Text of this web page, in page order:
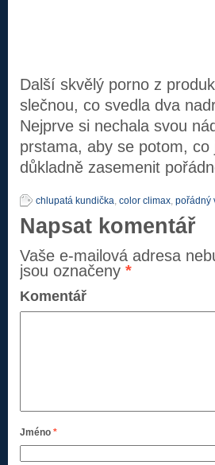
Další skvělý porno z
slečnou, co svedla dva
Nejprve si nechala svou
prstama, aby se potom,
důkladně zasemenit
chlupatá kundička, color climax, pořádný
Napsat komentář
Vaše e-mailová adresa
jsou označeny *
Komentář
Jméno *